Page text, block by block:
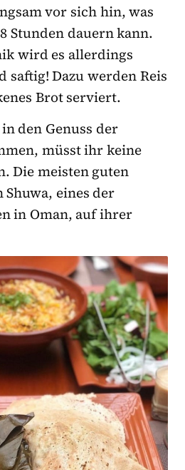
vor sich hin, was
Stunden dauern kann.
wird es allerdings
saftig! Dazu werden Reis
Brot serviert.
den Genuss der
müsst ihr keine
Die meisten guten
Shuwa, eines der
in Oman, auf ihrer